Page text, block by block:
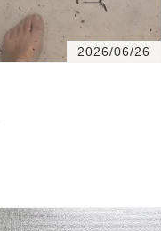
2026/06/26